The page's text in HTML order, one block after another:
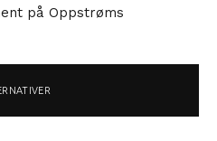
på Oppstrøms